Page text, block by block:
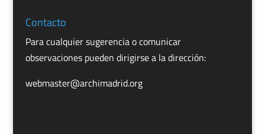
Contacto
Para cualquier sugerencia o comunicar
observaciones pueden dirigirse a la dirección:
webmaster@archimadrid.org